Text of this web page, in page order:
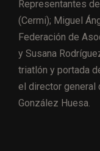
Representantes
(Cermi); Miguel
Federación de
y Susana
triatlón y portada
el director general
González Huesa.